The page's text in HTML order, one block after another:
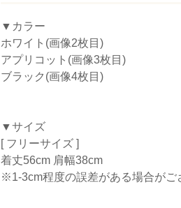
▼カラー
ホワイト(画像2枚目)
アプリコット(画像3枚目)
ブラック(画像4枚目)
▼サイズ
[ フリーサイズ ]
着丈56cm 肩幅38cm
※1-3cm程度の誤差がある場合がご